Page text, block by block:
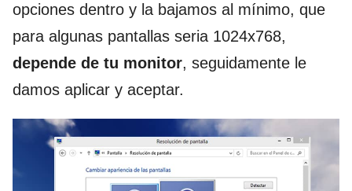
opciones dentro y la bajamos al mínimo, que
para algunas pantallas seria 1024x768,
depende de tu monitor, seguidamente le
damos aplicar y aceptar.